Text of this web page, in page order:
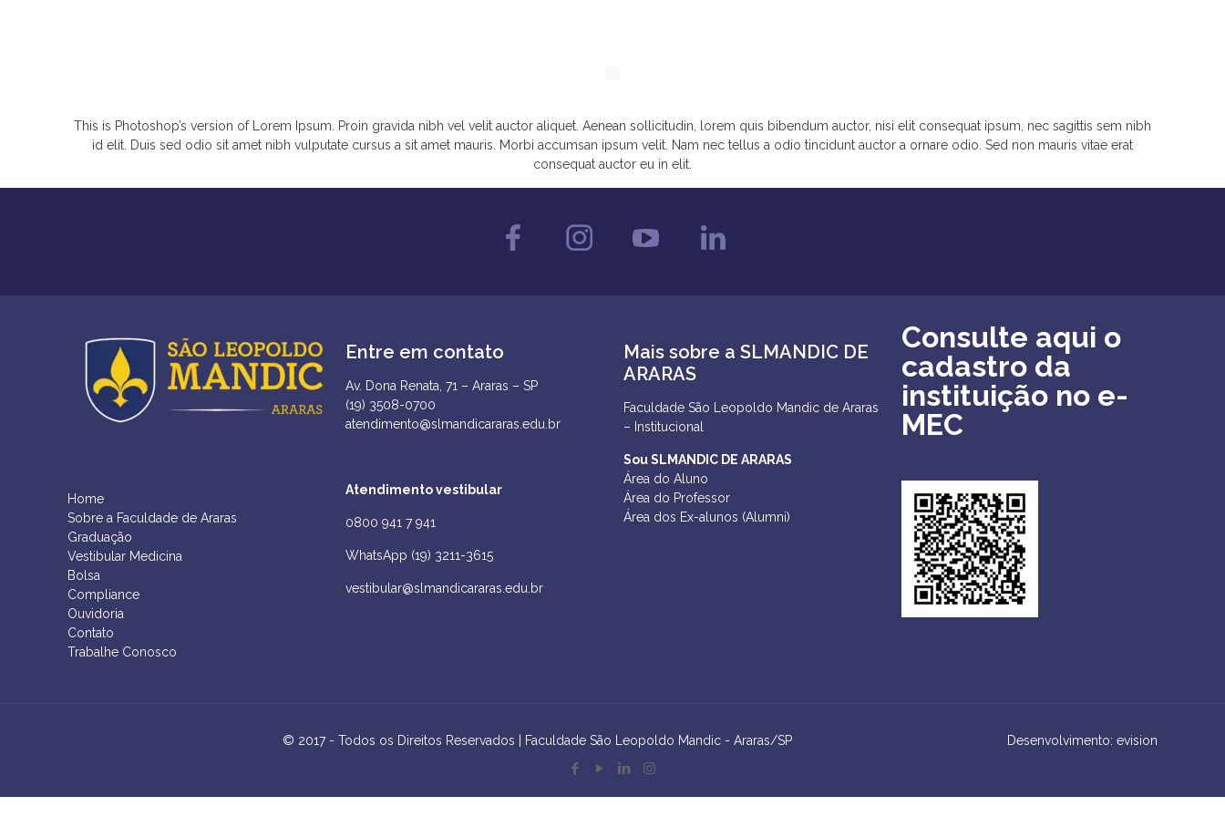
This is Photoshop’s version of Lorem Ipsum. Proin gravida nibh vel velit auctor aliquet. Aenean sollicitudin, lorem quis bibendum auctor, nisi elit consequat ipsum, nec sagittis sem nibh
id elit. Duis sed odio sit amet nibh vulputate cursus a sit amet mauris. Morbi accumsan ipsum velit. Nam nec tellus a odio tincidunt auctor a ornare odio. Sed non mauris vitae erat
consequat auctor eu in elit.
Home
Sobre a Faculdade de Araras
Graduação
Vestibular Medicina
Bolsa
Compliance
Ouvidoria
Contato
Trabalhe Conosco
Entre em contato
Av. Dona Renata, 71 – Araras – SP
(19) 3508-0700
atendimento@slmandicararas.edu.br
Atendimento vestibular
0800 941 7 941
WhatsApp (19) 3211-3615
vestibular@slmandicararas.edu.br
Mais sobre a SLMANDIC DE
ARARAS
Faculdade São Leopoldo Mandic de Araras
– Institucional
Sou SLMANDIC DE ARARAS
Área do Aluno
Área do Professor
Área dos Ex-alunos (Alumni)
Consulte aqui o
cadastro da
instituição no e-
MEC
© 2017 - Todos os Direitos Reservados | Faculdade São Leopoldo Mandic - Araras/SP Desenvolvimento: evision